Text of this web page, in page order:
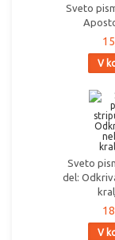
Sveto
V
Sveto
del:
V